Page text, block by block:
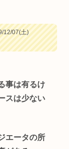
12/07(土)
事は有るけ
スは少ない
エータの所